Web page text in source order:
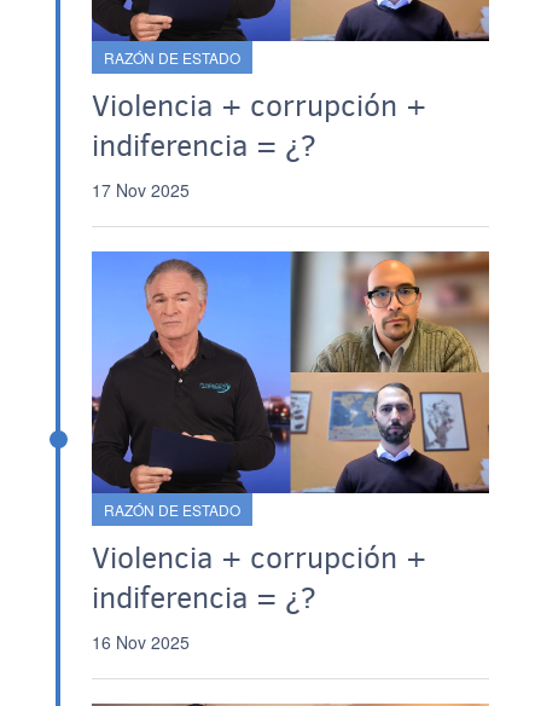
RAZÓN DE ESTADO
Violencia + corrupción +
indiferencia = ¿?
17 Nov 2025
RAZÓN DE ESTADO
Violencia + corrupción +
indiferencia = ¿?
16 Nov 2025